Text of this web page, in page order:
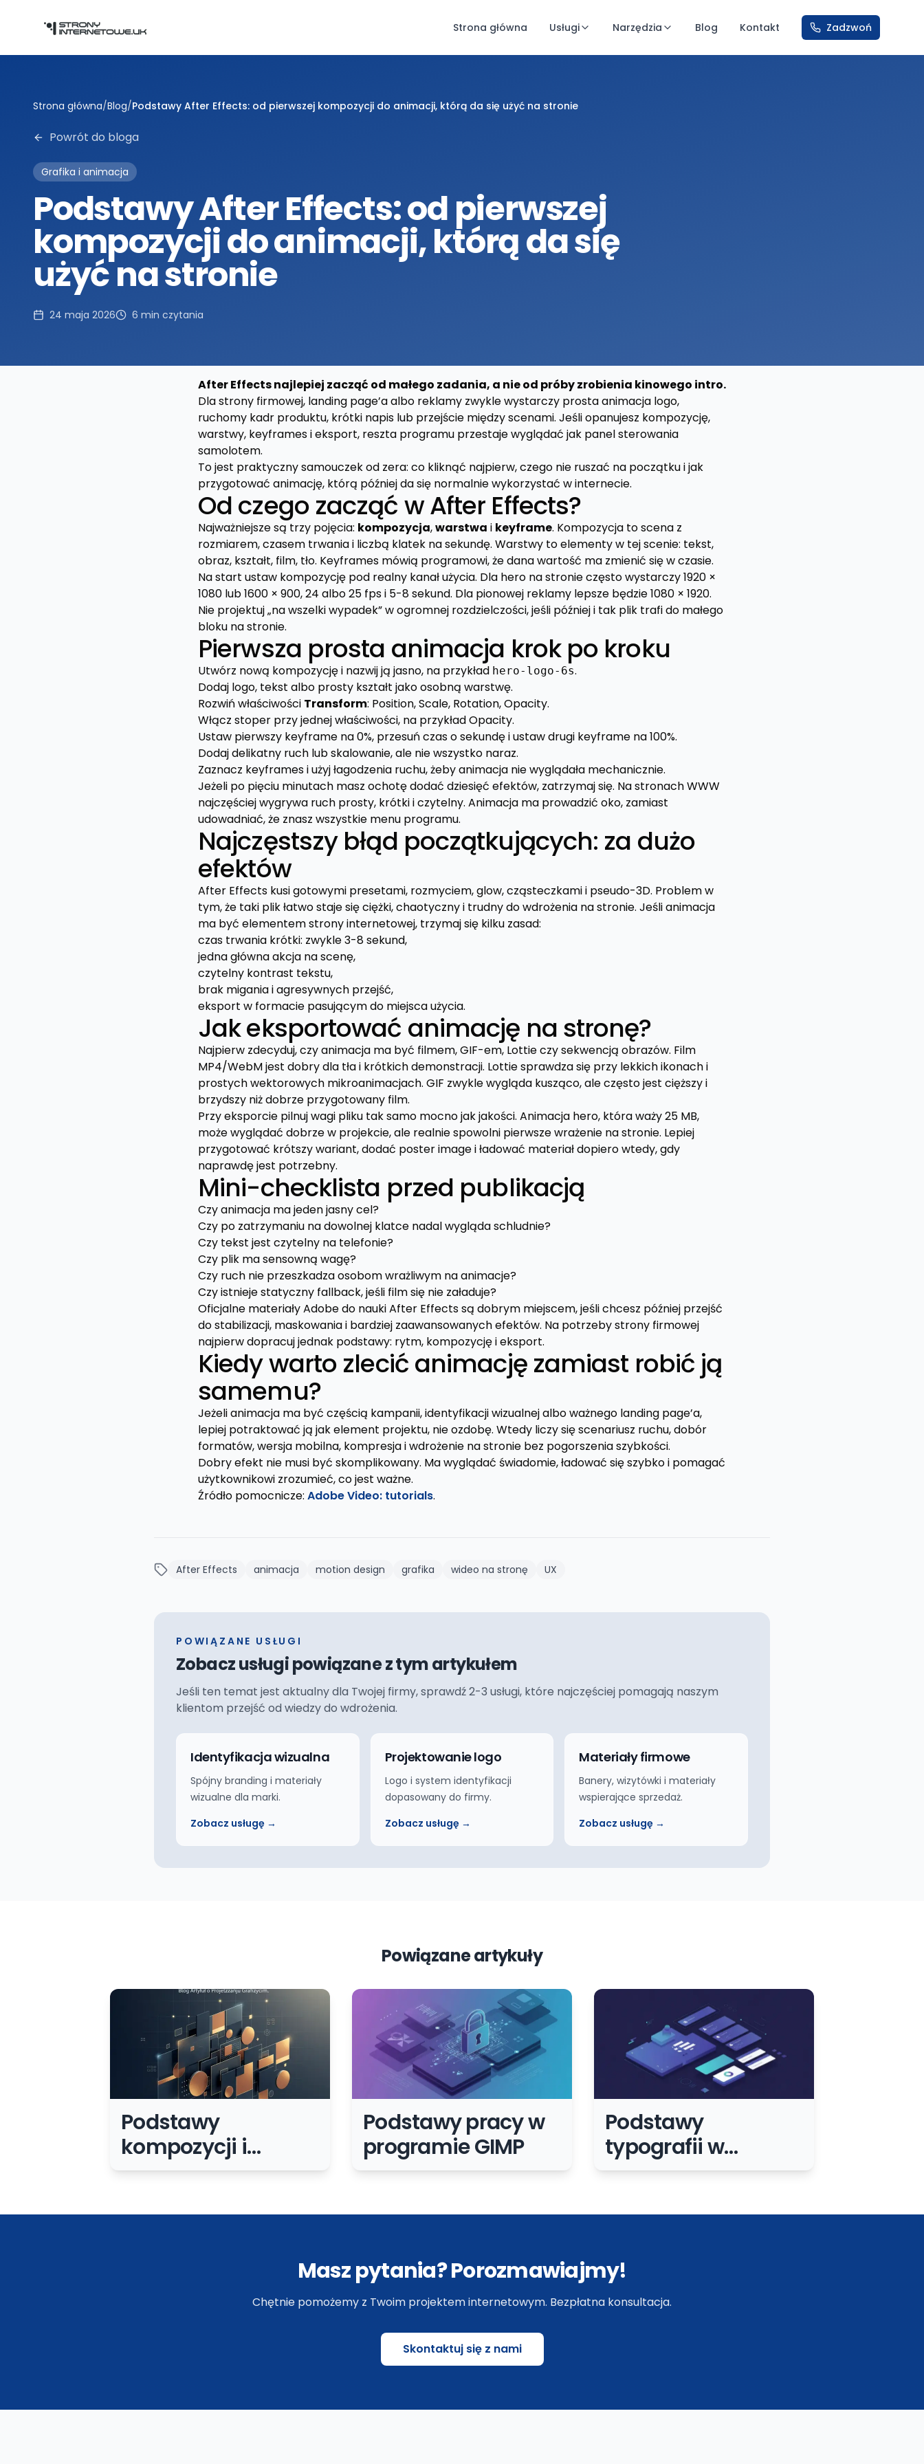
Strona główna Usługi Narzędzia Blog Kontakt Zadzwoń
Strona główna/Blog/Podstawy After Effects: od pierwszej kompozycji do animacji, którą da się użyć na stronie
Powrót do bloga
Grafika i animacja
Podstawy After Effects: od pierwszej
kompozycji do animacji, którą da się
użyć na stronie
24 maja 2026 6 min czytania
After Effects najlepiej zacząć od małego zadania, a nie od próby zrobienia kinowego intro.
Dla strony firmowej, landing page’a albo reklamy zwykle wystarczy prosta animacja logo,
ruchomy kadr produktu, krótki napis lub przejście między scenami. Jeśli opanujesz kompozycję,
warstwy, keyframes i eksport, reszta programu przestaje wyglądać jak panel sterowania
samolotem.
To jest praktyczny samouczek od zera: co kliknąć najpierw, czego nie ruszać na początku i jak
przygotować animację, którą później da się normalnie wykorzystać w internecie.
Od czego zacząć w After Effects?
Najważniejsze są trzy pojęcia: kompozycja,warstwa i keyframe. Kompozycja to scena z
rozmiarem, czasem trwania i liczbą klatek na sekundę. Warstwy to elementy w tej scenie: tekst,
obraz, kształt, film, tło. Keyframes mówią programowi, że dana wartość ma zmienić się w czasie.
Na start ustaw kompozycję pod realny kanał użycia. Dla hero na stronie często wystarczy 1920 ×
1080 lub 1600 × 900, 24 albo 25 fps i 5-8 sekund. Dla pionowej reklamy lepsze będzie 1080 × 1920.
Nie projektuj „na wszelki wypadek” w ogromnej rozdzielczości, jeśli później i tak plik trafi do małego
bloku na stronie.
Pierwsza prosta animacja krok po kroku
Utwórz nową kompozycję i nazwij ją jasno, na przykład hero-logo-6s.
Dodaj logo, tekst albo prosty kształt jako osobną warstwę.
Rozwiń właściwości Transform: Position, Scale, Rotation, Opacity.
Włącz stoper przy jednej właściwości, na przykład Opacity.
Ustaw pierwszy keyframe na 0%, przesuń czas o sekundę i ustaw drugi keyframe na 100%.
Dodaj delikatny ruch lub skalowanie, ale nie wszystko naraz.
Zaznacz keyframes i użyj łagodzenia ruchu, żeby animacja nie wyglądała mechanicznie.
Jeżeli po pięciu minutach masz ochotę dodać dziesięć efektów, zatrzymaj się. Na stronach WWW
najczęściej wygrywa ruch prosty, krótki i czytelny. Animacja ma prowadzić oko, zamiast
udowadniać, że znasz wszystkie menu programu.
Najczęstszy błąd początkujących: za dużo
efektów
After Effects kusi gotowymi presetami, rozmyciem, glow, cząsteczkami i pseudo-3D. Problem w
tym, że taki plik łatwo staje się ciężki, chaotyczny i trudny do wdrożenia na stronie. Jeśli animacja
ma być elementem strony internetowej, trzymaj się kilku zasad:
czas trwania krótki: zwykle 3-8 sekund,
jedna główna akcja na scenę,
czytelny kontrast tekstu,
brak migania i agresywnych przejść,
eksport w formacie pasującym do miejsca użycia.
Jak eksportować animację na stronę?
Najpierw zdecyduj, czy animacja ma być filmem, GIF-em, Lottie czy sekwencją obrazów. Film
MP4/WebM jest dobry dla tła i krótkich demonstracji. Lottie sprawdza się przy lekkich ikonach i
prostych wektorowych mikroanimacjach. GIF zwykle wygląda kusząco, ale często jest cięższy i
brzydszy niż dobrze przygotowany film.
Przy eksporcie pilnuj wagi pliku tak samo mocno jak jakości. Animacja hero, która waży 25 MB,
może wyglądać dobrze w projekcie, ale realnie spowolni pierwsze wrażenie na stronie. Lepiej
przygotować krótszy wariant, dodać poster image i ładować materiał dopiero wtedy, gdy
naprawdę jest potrzebny.
Mini-checklista przed publikacją
Czy animacja ma jeden jasny cel?
Czy po zatrzymaniu na dowolnej klatce nadal wygląda schludnie?
Czy tekst jest czytelny na telefonie?
Czy plik ma sensowną wagę?
Czy ruch nie przeszkadza osobom wrażliwym na animacje?
Czy istnieje statyczny fallback, jeśli film się nie załaduje?
Oficjalne materiały Adobe do nauki After Effects są dobrym miejscem, jeśli chcesz później przejść
do stabilizacji, maskowania i bardziej zaawansowanych efektów. Na potrzeby strony firmowej
najpierw dopracuj jednak podstawy: rytm, kompozycję i eksport.
Kiedy warto zlecić animację zamiast robić ją
samemu?
Jeżeli animacja ma być częścią kampanii, identyfikacji wizualnej albo ważnego landing page’a,
lepiej potraktować ją jak element projektu, nie ozdobę. Wtedy liczy się scenariusz ruchu, dobór
formatów, wersja mobilna, kompresja i wdrożenie na stronie bez pogorszenia szybkości.
Dobry efekt nie musi być skomplikowany. Ma wyglądać świadomie, ładować się szybko i pomagać
użytkownikowi zrozumieć, co jest ważne.
Źródło pomocnicze: Adobe Video: tutorials.
After Effects animacja motion design grafika wideo na stronę UX
POWIĄZANE USŁUGI
Zobacz usługi powiązane z tym artykułem
Jeśli ten temat jest aktualny dla Twojej firmy, sprawdź 2-3 usługi, które najczęściej pomagają naszym
klientom przejść od wiedzy do wdrożenia.
Identyfikacja wizualna
Spójny branding i materiały
wizualne dla marki.
Zobacz usługę →
Projektowanie logo
Logo i system identyfikacji
dopasowany do firmy.
Zobacz usługę →
Materiały firmowe
Banery, wizytówki i materiały
wspierające sprzedaż.
Zobacz usługę →
Powiązane artykuły
Podstawy
kompozycji i
układu elementów
Podstawy pracy w
programie GIMP
Podstawy
typografii w
projektowaniu
Masz pytania? Porozmawiajmy!
Chętnie pomożemy z Twoim projektem internetowym. Bezpłatna konsultacja.
Skontaktuj się z nami